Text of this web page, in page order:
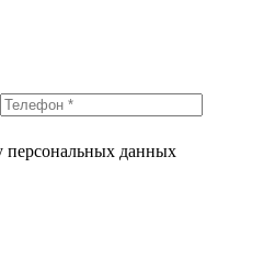
персональных данных